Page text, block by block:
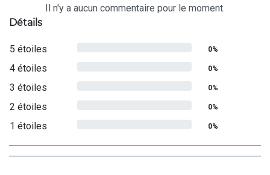
Il n'y a aucun commentaire pour le moment.
Détails
5 étoiles 0%
4 étoiles 0%
3 étoiles 0%
2 étoiles 0%
1 étoiles 0%